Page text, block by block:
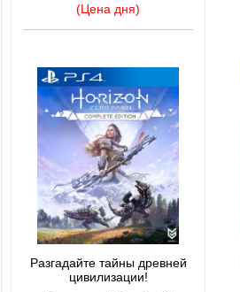
(Цена дня)
Разгадайте тайны древней
цивилизации!